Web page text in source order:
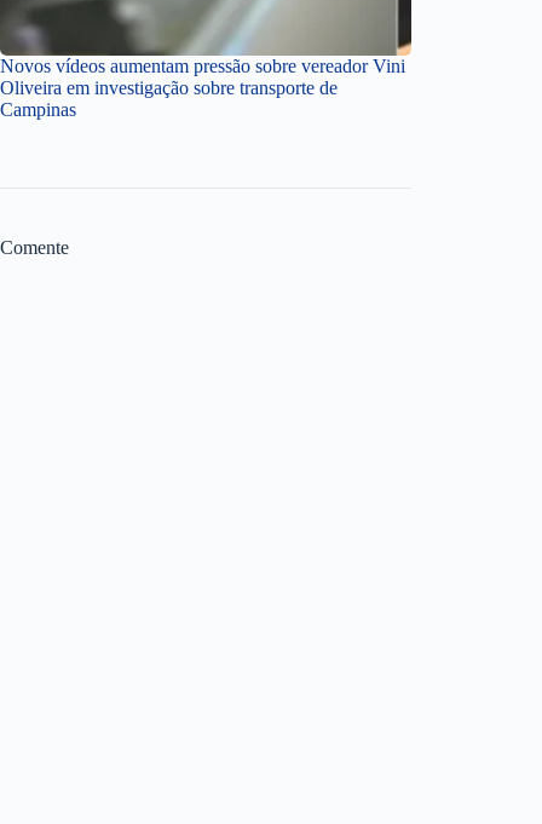
Novos vídeos aumentam pressão sobre vereador Vini
Oliveira em investigação sobre transporte de
Campinas
Comente